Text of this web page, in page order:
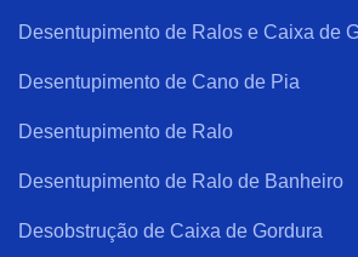
Desentupimento de Ralos e Caixa de
Desentupimento de Cano de Pia
Desentupimento de Ralo
Desentupimento de Ralo de Banheiro
Desobstrução de Caixa de Gordura